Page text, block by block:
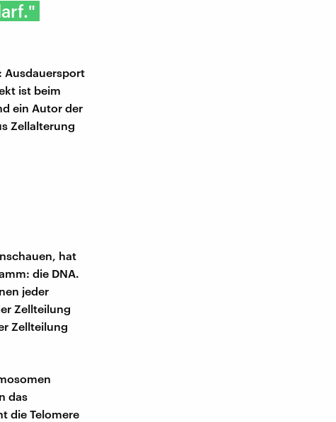
Ausdauersport
ist beim
ein Autor der
Zellalterung
hat
die DNA.
jeder
Zellteilung
Zellteilung
das
die Telomere